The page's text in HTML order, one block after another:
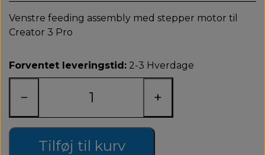
Venstre feeding assembly med stepper motor til
Creator 3 Pro
Forventet leveringstid: 2-3 Hverdage
− +
Tilføj til kurv